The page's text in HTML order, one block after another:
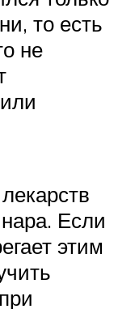
то есть
не
Если
этим